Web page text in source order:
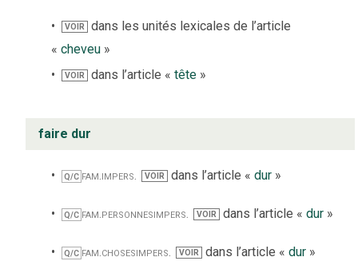
VOIR
dans les unités lexicales de l’article
« cheveu »
VOIR dans l’article «tête »
faire dur
Q/C fam.impers. VOIR dans l’article «dur »
Q/C fam.personnesimpers. VOIR dans l’article «dur »
Q/C fam.chosesimpers. VOIR dans l’article «dur »